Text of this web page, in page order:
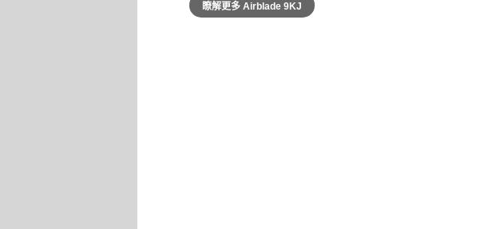
瞭解更多 Airblade 9KJ